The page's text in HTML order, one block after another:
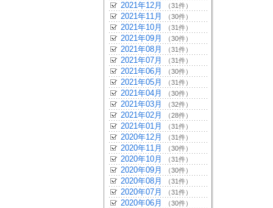
2021年12月 （31件）
2021年11月 （30件）
2021年10月 （31件）
2021年09月 （30件）
2021年08月 （31件）
2021年07月 （31件）
2021年06月 （30件）
2021年05月 （31件）
2021年04月 （30件）
2021年03月 （32件）
2021年02月 （28件）
2021年01月 （31件）
2020年12月 （31件）
2020年11月 （30件）
2020年10月 （31件）
2020年09月 （30件）
2020年08月 （31件）
2020年07月 （31件）
2020年06月 （30件）